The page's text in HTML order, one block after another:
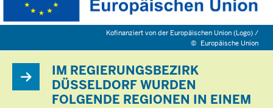
Kofinanziert von der Europäischen Union (Logo) /
© Europäische Union
IM REGIERUNGSBEZIRK
DÜSSELDORF WURDEN
FOLGENDE REGIONEN IN EINEM